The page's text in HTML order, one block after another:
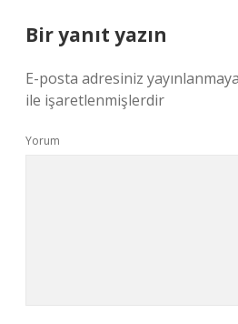
Bir yanıt yazın
E-posta adresiniz
ile işaretlenmişlerdir
Yorum